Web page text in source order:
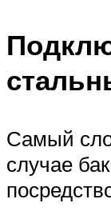
Самый
случае